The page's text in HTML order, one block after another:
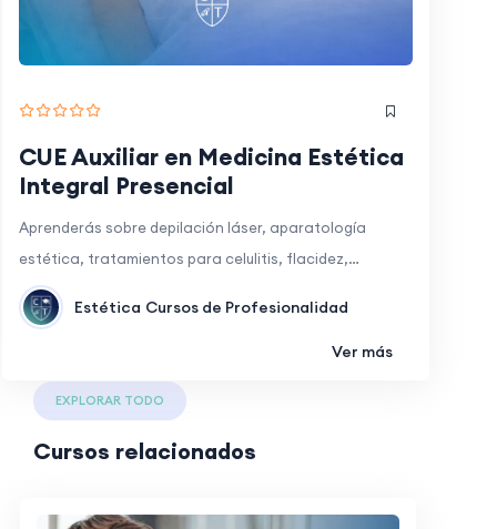
CUE Auxiliar en Medicina Estética
Integral Presencial
Aprenderás sobre depilación láser, aparatología
estética, tratamientos para celulitis, flacidez,…
Estética Cursos de Profesionalidad
Ver más
EXPLORAR TODO
Cursos relacionados